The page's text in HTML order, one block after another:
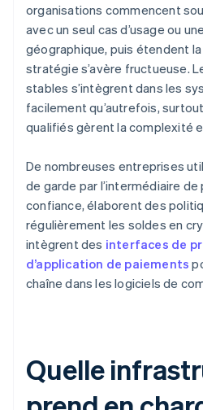
organisations commencent
avec un seul cas d’usage ou
géographique, puis étendent
stratégie s’avère fructueuse.
stables s’intègrent dans les
facilement qu’autrefois,
qualifiés gèrent la complexité
De nombreuses entreprises
de garde par l’intermédiaire
confiance, élaborent des
régulièrement les soldes en
intègrent des interfaces de
d’application de paiements
chaîne dans les logiciels de
Quelle